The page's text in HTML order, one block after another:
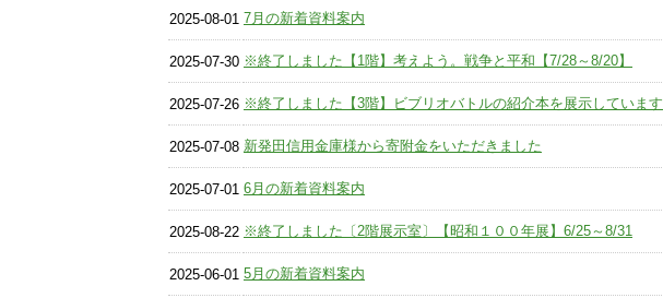
2025-08-01 7月の新着資料案内
2025-07-30 ※終了しました【1階】考えよう。戦争と平和【7/28～8/20】
2025-07-26 ※終了しました【3階】ビブリオバトルの紹介本を展示しています
2025-07-08 新発田信用金庫様から寄附金をいただきました
2025-07-01 6月の新着資料案内
2025-08-22 ※終了しました〔2階展示室〕【昭和１００年展】6/25～8/31
2025-06-01 5月の新着資料案内